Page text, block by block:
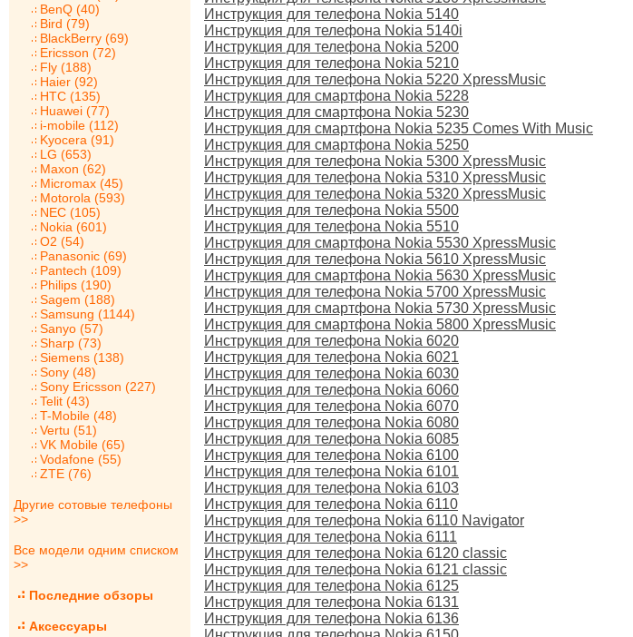
BenQ (40)
Bird (79)
BlackBerry (69)
Ericsson (72)
Fly (188)
Haier (92)
HTC (135)
Huawei (77)
i-mobile (112)
Kyocera (91)
LG (653)
Maxon (62)
Micromax (45)
Motorola (593)
NEC (105)
Nokia (601)
O2 (54)
Panasonic (69)
Pantech (109)
Philips (190)
Sagem (188)
Samsung (1144)
Sanyo (57)
Sharp (73)
Siemens (138)
Sony (48)
Sony Ericsson (227)
Telit (43)
T-Mobile (48)
Vertu (51)
VK Mobile (65)
Vodafone (55)
ZTE (76)
Другие сотовые телефоны
>>
Все модели одним списком
>>
Последние обзоры
Аксессуары
Инструкция для телефона Nokia 5140
Инструкция для телефона Nokia 5140i
Инструкция для телефона Nokia 5200
Инструкция для телефона Nokia 5210
Инструкция для телефона Nokia 5220 XpressMusic
Инструкция для смартфона Nokia 5228
Инструкция для смартфона Nokia 5230
Инструкция для смартфона Nokia 5235 Comes With Music
Инструкция для смартфона Nokia 5250
Инструкция для телефона Nokia 5300 XpressMusic
Инструкция для телефона Nokia 5310 XpressMusic
Инструкция для телефона Nokia 5320 XpressMusic
Инструкция для телефона Nokia 5500
Инструкция для телефона Nokia 5510
Инструкция для смартфона Nokia 5530 XpressMusic
Инструкция для телефона Nokia 5610 XpressMusic
Инструкция для смартфона Nokia 5630 XpressMusic
Инструкция для телефона Nokia 5700 XpressMusic
Инструкция для смартфона Nokia 5730 XpressMusic
Инструкция для смартфона Nokia 5800 XpressMusic
Инструкция для телефона Nokia 6020
Инструкция для телефона Nokia 6021
Инструкция для телефона Nokia 6030
Инструкция для телефона Nokia 6060
Инструкция для телефона Nokia 6070
Инструкция для телефона Nokia 6080
Инструкция для телефона Nokia 6085
Инструкция для телефона Nokia 6100
Инструкция для телефона Nokia 6101
Инструкция для телефона Nokia 6103
Инструкция для телефона Nokia 6110
Инструкция для телефона Nokia 6110 Navigator
Инструкция для телефона Nokia 6111
Инструкция для телефона Nokia 6120 classic
Инструкция для телефона Nokia 6121 classic
Инструкция для телефона Nokia 6125
Инструкция для телефона Nokia 6131
Инструкция для телефона Nokia 6136